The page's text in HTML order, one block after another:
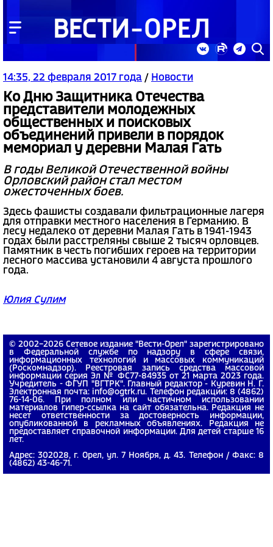
14:35, 22 февраля 2017 года / Новости
Ко Дню Защитника Отечества
представители молодежных
общественных и поисковых
объединений привели в порядок
мемориал у деревни Малая Гать
В годы Великой Отечественной войны
Орловский район стал местом
ожесточенных боев.
Здесь фашисты создавали фильтрационные лагеря
для отправки местного населения в Германию. В
лесу недалеко от деревни Малая Гать в 1941-1943
годах были расстреляны свыше 2 тысяч орловцев.
Памятник в честь погибших героев на территории
лесного массива установили 4 августа прошлого
года.
Юлия Сулим
© 2002−2026 Сетевое издание "Вести-Орел" зарегистрировано
в Федеральной службе по надзору в сфере связи,
информационных технологий и массовых коммуникаций
(Роскомнадзор). Реестровая запись средства массовой
информации серия Эл № ФС77-84935 от 21 марта 2023 года.
Учредитель - ФГУП "ВГТРК". Главный редактор - Куревин Н. Г.
Электронная почта: info@ogtrk.ru. Телефон редакции: 8 (4862)
76-14-06. При полном или частичном использовании
материалов гипер-ссылка на сайт обязательна. Редакция не
несет ответственности за достоверность информации,
опубликованной в рекламных объявлениях. Редакция не
предоставляет справочной информации. Для детей старше 16
лет.
Адрес: 302028, г. Орел, ул. 7 Ноября, д. 43. Телефон / Факс: 8
(4862) 43-46-71.